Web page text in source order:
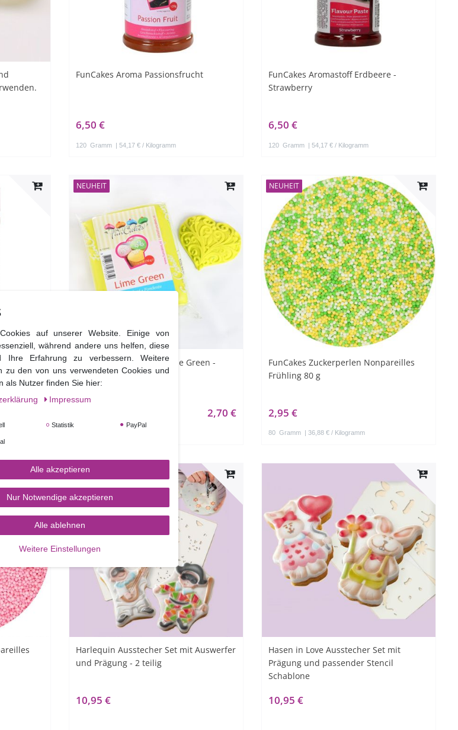
FunCakes Aroma Passionsfrucht
6,50 €
120 Gramm | 54,17 € / Kilogramm
FunCakes Aromastoff Erdbeere -
Strawberry
6,50 €
120 Gramm | 54,17 € / Kilogramm
-
NEUHEIT
FunCakes Rollfondant Lime Green -
Hellgrün 250 g
2,70 €
NEUHEIT
FunCakes Zuckerperlen Nonpareilles
Frühling 80 g
2,95 €
80 Gramm | 36,88 € / Kilogramm
Harlequin Ausstecher Set mit Auswerfer
und Prägung - 2 teilig
10,95 €
Hasen in Love Ausstecher Set mit
Prägung und passender Stencil
Schablone
10,95 €
auf unserer Website. Einige von
während andere uns helfen, diese
Ihre Erfahrung zu verbessern. Weitere
zu den von uns verwendeten Cookies und
als Nutzer finden Sie hier:
Impressum
Statistik PayPal
Alle akzeptieren
Nur Notwendige akzeptieren
Alle ablehnen
Weitere Einstellungen